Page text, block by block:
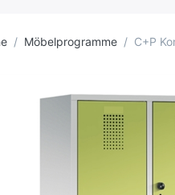
Möbelprogramme C+P